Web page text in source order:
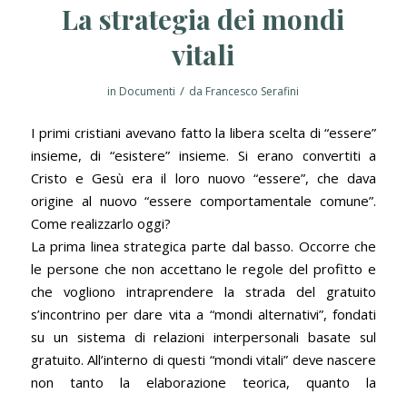
La strategia dei mondi
vitali
in Documenti / da Francesco Serafini
I primi cristiani avevano fatto la libera scelta di “essere”
insieme, di “esistere” insieme. Si erano convertiti a
Cristo e Gesù era il loro nuovo “essere”, che dava
origine al nuovo “essere comportamentale comune”.
Come realizzarlo oggi?
La prima linea strategica parte dal basso. Occorre che
le persone che non accettano le regole del profitto e
che vogliono intraprendere la strada del gratuito
s’incontrino per dare vita a “mondi alternativi”, fondati
su un sistema di relazioni interpersonali basate sul
gratuito. All’interno di questi “mondi vitali” deve nascere
non tanto la elaborazione teorica, quanto la